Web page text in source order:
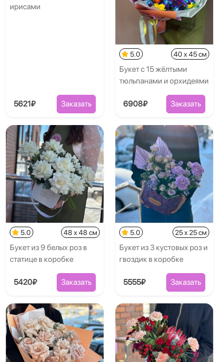
ирисами
5621₽ Заказать
5.0 40 x 45 см
Букет с 15 жёлтыми
тюльпанами и орхидеями
6908₽ Заказать
5.0 48 x 48 см
Букет из 9 белых роз в
статице в коробке
5420₽ Заказать
5.0 25 x 25 см
Букет из 3 кустовых роз и
гвоздик в коробке
5555₽ Заказать